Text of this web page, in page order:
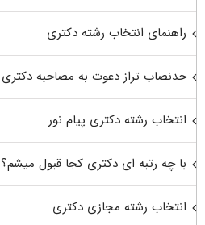
راهنمای انتخاب رشته دکتری
حدنصاب تراز دعوت به مصاحبه دکتری
انتخاب رشته دکتری پیام نور
با چه رتبه ای دکتری کجا قبول میشم؟
انتخاب رشته مجازی دکتری